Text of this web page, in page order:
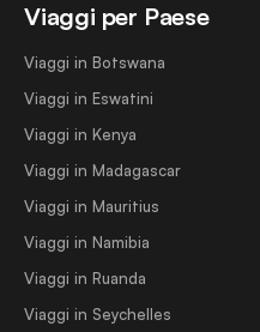
Viaggi per Paese
Viaggi in Botswana
Viaggi in Eswatini
Viaggi in Kenya
Viaggi in Madagascar
Viaggi in Mauritius
Viaggi in Namibia
Viaggi in Ruanda
Viaggi in Seychelles